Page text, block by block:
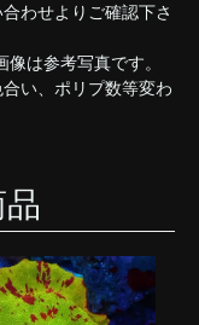
わせよりご確認下さ
は参考写真です。
い、ポリプ数等変わ